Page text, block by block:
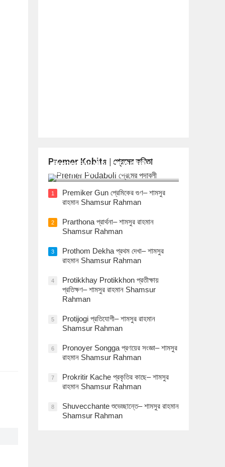
Premer Kobita | প্রেমের কবিতা
Premer Podaboli প্রেমের পদাবলী– শামসুর
রাহমান Shamsur Rahman
1
Premiker Gun প্রেমিকের গুণ– শামসুর
রাহমান Shamsur Rahman
2
Prarthona প্রার্থনা– শামসুর রাহমান
Shamsur Rahman
3
Prothom Dekha প্রথম দেখা– শামসুর
রাহমান Shamsur Rahman
4
Protikkhay Protikkhon প্রতীক্ষায়
প্রতিক্ষণ– শামসুর রাহমান Shamsur
Rahman
5
Protijogi প্রতিযোগী– শামসুর রাহমান
Shamsur Rahman
6
Pronoyer Songga প্রণয়ের সংজ্ঞা– শামসুর
রাহমান Shamsur Rahman
7
Prokritir Kache প্রকৃতির কাছে– শামসুর
রাহমান Shamsur Rahman
8
Shuvecchante শুভেচ্ছান্তে– শামসুর রাহমান
Shamsur Rahman